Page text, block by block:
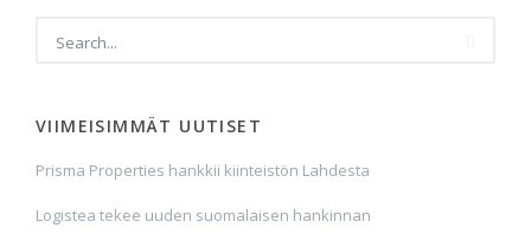
VIIMEISIMMÄT UUTISET
Prisma Properties hankkii kiinteistön Lahdesta
Logistea tekee uuden suomalaisen hankinnan